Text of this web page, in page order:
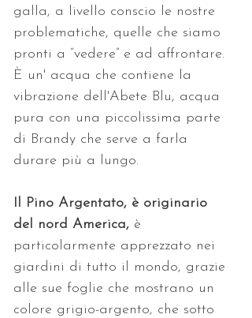
galla, a livello conscio le nostre
problematiche, quelle che siamo
pronti a “vedere” e ad affrontare.
È un' acqua che contiene la
vibrazione dell'Abete Blu, acqua
pura con una piccolissima parte
di Brandy che serve a farla
durare più a lungo.
Il Pino Argentato, è originario
del nord America, è
particolarmente apprezzato nei
giardini di tutto il mondo, grazie
alle sue foglie che mostrano un
colore grigio-argento, che sotto